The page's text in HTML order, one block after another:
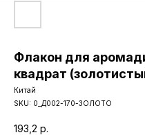
Флакон для
квадрат
Китай
SKU: 0_Д002-170-ЗОЛОТО
193,2 р.